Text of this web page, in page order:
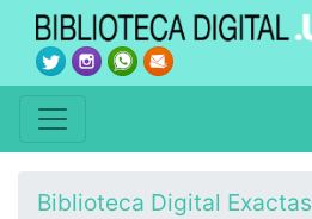
Biblioteca Digital Exactas